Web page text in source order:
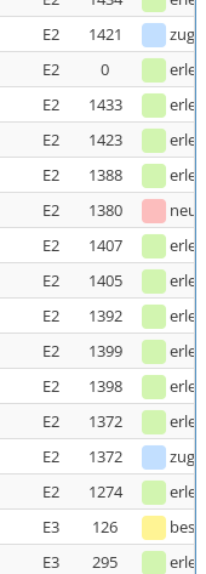
E2 1421
E2 0
E2 1433
E2 1423
E2 1388
E2 1380
neu
E2 1407
E2 1405
E2 1392
E2 1399
E2 1398
E2 1372
E2 1372
E2 1274
E3 126
E3 295